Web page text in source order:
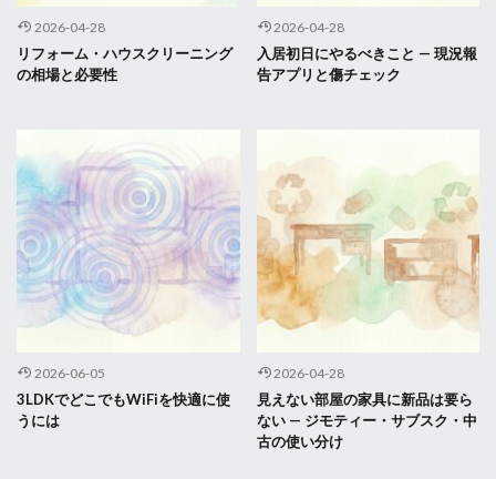
2026-04-28
リフォーム・ハウスクリーニング
の相場と必要性
2026-04-28
入居初日にやるべきこと — 現況報
告アプリと傷チェック
2026-06-05
3LDKでどこでもWiFiを快適に使
うには
2026-04-28
見えない部屋の家具に新品は要ら
ない — ジモティー・サブスク・中
古の使い分け